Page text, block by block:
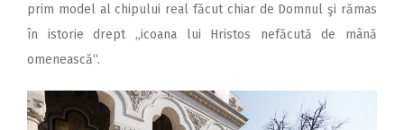
prim model al chipului real făcut chiar de Domnul şi rămas
în istorie drept „icoana lui Hristos nefăcută de mână
omenească“.